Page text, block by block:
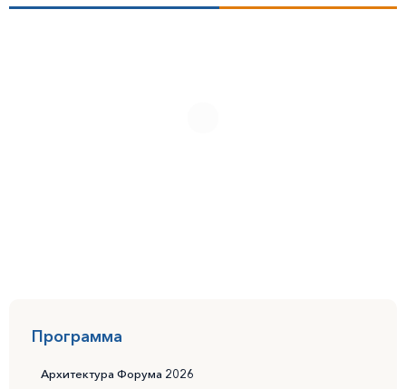
Программа
Архитектура Форума 2026